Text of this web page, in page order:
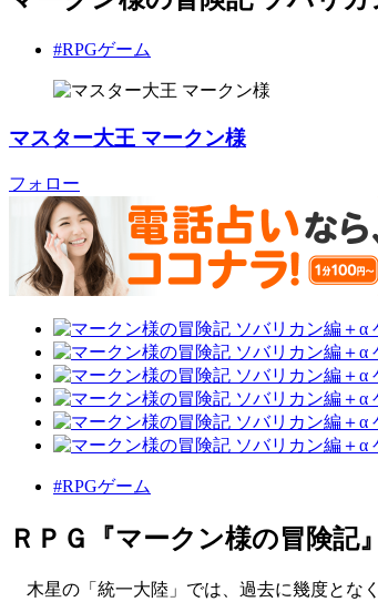
#RPGゲーム
マスター大王 マークン様
フォロー
#RPGゲーム
ＲＰＧ『マークン様の冒険
木星の「統一大陸」では、過去に幾度とな